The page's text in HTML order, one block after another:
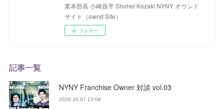
業本部長 小崎昌平 Shohei Kozaki NYNY オウンド
サイト（ownd Site）
フォロー
記事一覧
NYNY Franchise Owner 対談 vol.03
2020.10.07 13:04